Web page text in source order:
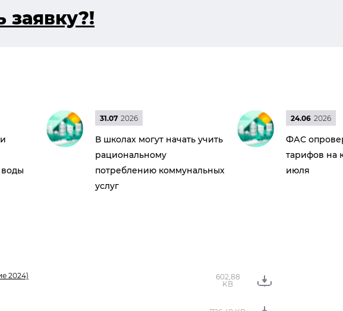
заявку?!
31.07 2026
В школах могут начать учить
рациональному
потреблению коммунальных
услуг
24.06 2026
ФАС
тарифов на
июля
2024)
602,88
KB